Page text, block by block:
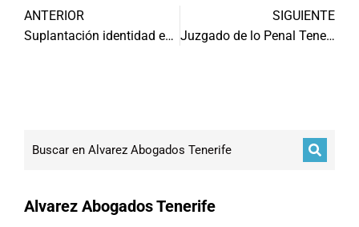
ANTERIOR
Suplantación identidad en internet
SIGUIENTE
Juzgado de lo Penal Tenerife
Alvarez Abogados Tenerife